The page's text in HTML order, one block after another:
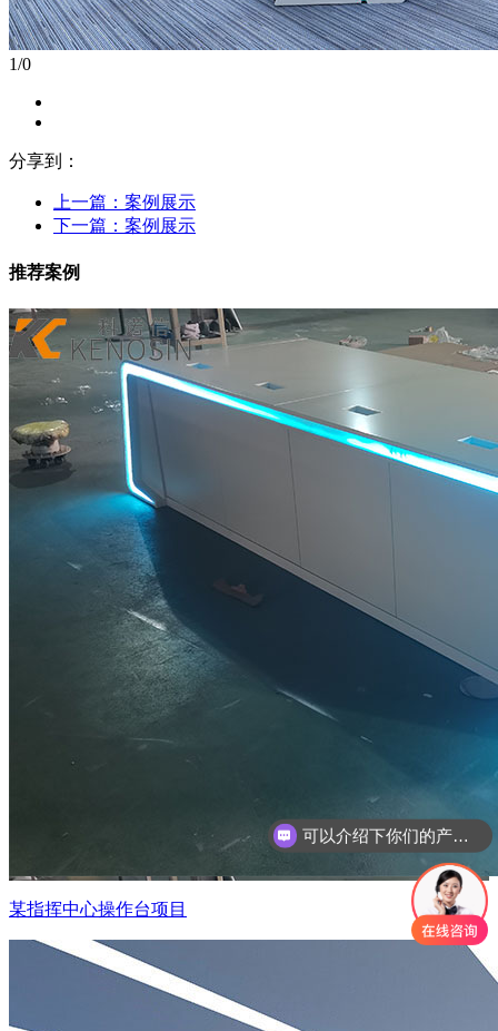
1/0
分享到：
上一篇： 案例展示
下一篇： 案例展示
推荐案例
某指挥中心操作台项目
你们是怎么收费的呢